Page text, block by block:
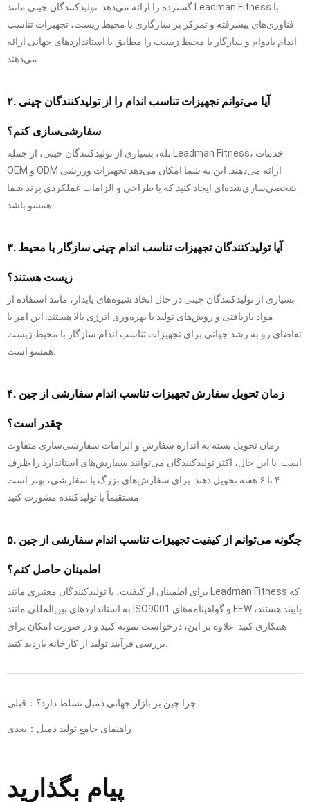
گسترده را ارائه می‌دهد. تولیدکنندگان چینی مانند Leadman Fitness با
فناوری‌های پیشرفته و تمرکز بر سازگاری با محیط زیست، تجهیزات تناسب
اندام بادوام و سازگار با محیط زیست را مطابق با استانداردهای جهانی ارائه
۲. آیا می‌توانم تجهیزات تناسب اندام را از تولیدکنندگان چینی
سفارشی‌سازی کنم؟
بله، بسیاری از تولیدکنندگان چینی، از جمله Leadman Fitness، خدمات
OEM و ODM ارائه می‌دهند. این به شما امکان می‌دهد تجهیزات ورزشی
شخصی‌سازی‌شده‌ای ایجاد کنید که با طراحی و الزامات عملکردی برند شما
۳. آیا تولیدکنندگان تجهیزات تناسب اندام چینی سازگار با محیط
زیست هستند؟
بسیاری از تولیدکنندگان چینی در حال اتخاذ شیوه‌های پایدار، مانند استفاده از
مواد بازیافتی و روش‌های تولید با بهره‌وری انرژی بالا هستند. این امر با
تقاضای رو به رشد جهانی برای تجهیزات تناسب اندام سازگار با محیط زیست
۴. زمان تحویل سفارش تجهیزات تناسب اندام سفارشی از چین
چقدر است؟
زمان تحویل بسته به اندازه سفارش و الزامات سفارشی‌سازی متفاوت
است. با این حال، اکثر تولیدکنندگان می‌توانند سفارش‌های استاندارد را ظرف
۴ تا ۶ هفته تحویل دهند. برای سفارش‌های بزرگ یا سفارشی، بهتر است
۵. چگونه می‌توانم از کیفیت تجهیزات تناسب اندام سفارشی از چین
اطمینان حاصل کنم؟
برای اطمینان از کیفیت، با تولیدکنندگان معتبری مانند Leadman Fitness که
به استانداردهای بین‌المللی مانند ISO9001 و گواهینامه‌های FEW پایبند هستند،
همکاری کنید. علاوه بر این، درخواست نمونه کنید و در صورت امکان برای
قبلی： چرا چین بر بازار جهانی دمبل تسلط دارد؟
بعدی： راهنمای جامع تولید دمبل
پیام بگذارید